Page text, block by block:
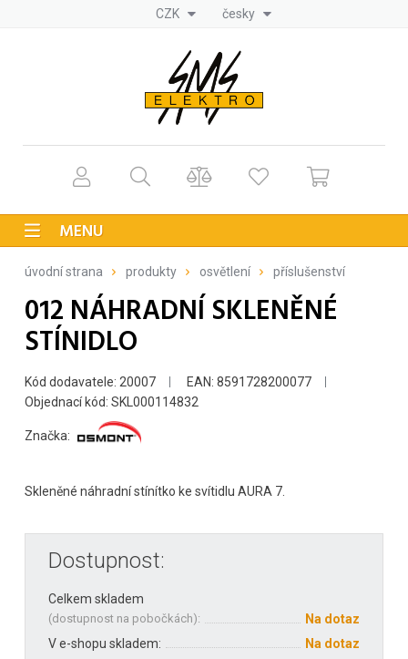
CZK česky
MENU
úvodní strana produkty osvětlení příslušenství
012 NÁHRADNÍ SKLENĚNÉ
STÍNIDLO
Kód dodavatele: 20007
EAN: 8591728200077
Objednací kód: SKL000114832
Značka:
Skleněné náhradní stínítko ke svítidlu AURA 7.
Dostupnost:
Celkem skladem
(dostupnost na pobočkách):
Na dotaz
V e-shopu skladem:
Na dotaz